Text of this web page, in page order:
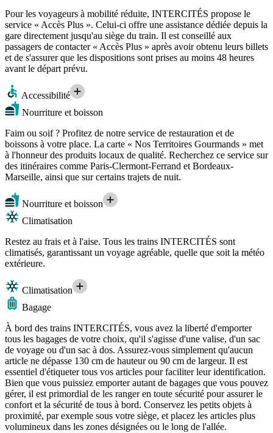
Pour les voyageurs à mobilité réduite, INTERCITÉS propose le
service « Accès Plus ». Celui-ci offre une assistance dédiée depuis la
gare directement jusqu'au siège du train. Il est conseillé aux
passagers de contacter « Accès Plus » après avoir obtenu leurs billets
et de s'assurer que les dispositions sont prises au moins 48 heures
avant le départ prévu.
Accessibilité
Nourriture et boisson
Faim ou soif ? Profitez de notre service de restauration et de
boissons à votre place. La carte « Nos Territoires Gourmands » met
à l'honneur des produits locaux de qualité. Recherchez ce service sur
des itinéraires comme Paris-Clermont-Ferrand et Bordeaux-
Marseille, ainsi que sur certains trajets de nuit.
Nourriture et boisson
Climatisation
Restez au frais et à l'aise. Tous les trains INTERCITÉS sont
climatisés, garantissant un voyage agréable, quelle que soit la météo
extérieure.
Climatisation
Bagage
À bord des trains INTERCITÉS, vous avez la liberté d'emporter
tous les bagages de votre choix, qu'il s'agisse d'une valise, d'un sac
de voyage ou d'un sac à dos. Assurez-vous simplement qu'aucun
article ne dépasse 130 cm de hauteur ou 90 cm de largeur. Il est
essentiel d'étiqueter tous vos articles pour faciliter leur identification.
Bien que vous puissiez emporter autant de bagages que vous pouvez
gérer, il est primordial de les ranger en toute sécurité pour assurer le
confort et la sécurité de tous à bord. Conservez les petits objets à
proximité, par exemple sous votre siège, et placez les articles plus
volumineux dans les zones désignées ou le long de l'allée.